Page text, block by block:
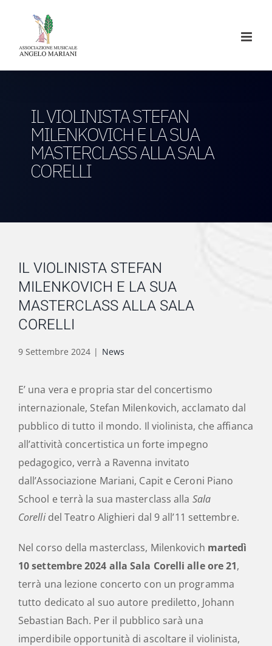
contenuto
IL VIOLINISTA STEFAN
MILENKOVICH E LA SUA
MASTERCLASS ALLA SALA
CORELLI
IL VIOLINISTA STEFAN
MILENKOVICH E LA SUA
MASTERCLASS ALLA SALA
CORELLI
9 Settembre 2024 | News
E’ una vera e propria star del concertismo
internazionale, Stefan Milenkovich, acclamato dal
pubblico di tutto il mondo. Il violinista, che affianca
all’attività concertistica un forte impegno
pedagogico, verrà a Ravenna invitato
dall’Associazione Mariani, Capit e Ceroni Piano
School e terrà la sua masterclass alla Sala
Corellidel Teatro Alighieri dal 9 all’11 settembre.
Nel corso della masterclass, Milenkovich martedì
10 settembre 2024 alla Sala Corelli alle ore 21,
terrà una lezione concerto con un programma
tutto dedicato al suo autore prediletto, Johann
Sebastian Bach. Per il pubblico sarà una
imperdibile opportunità di ascoltare il violinista,